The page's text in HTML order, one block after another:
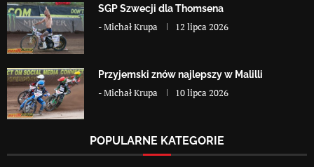
SGP Szwecji dla Thomsena
-Michał Krupa 12 lipca 2026
Przyjemski znów najlepszy w Malilli
-Michał Krupa 10 lipca 2026
POPULARNE KATEGORIE